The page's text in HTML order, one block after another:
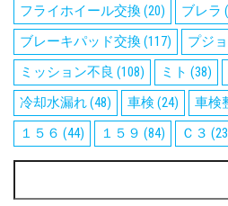
フライホイール交換(20) ブレラ
ブレーキパッド交換(117) プジ
ミッション不良 (108) ミト (38)
冷却水漏れ(48) 車検 (24) 車検
１５６ (44) １５９ (84) Ｃ３
索: